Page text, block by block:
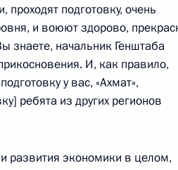
3
подготовку, очень
и воюют здорово,
знаете, начальник Генштаба
И, как правило,
у вас, «Ахмат»,
ребята из других регионов
развития экономики в целом,